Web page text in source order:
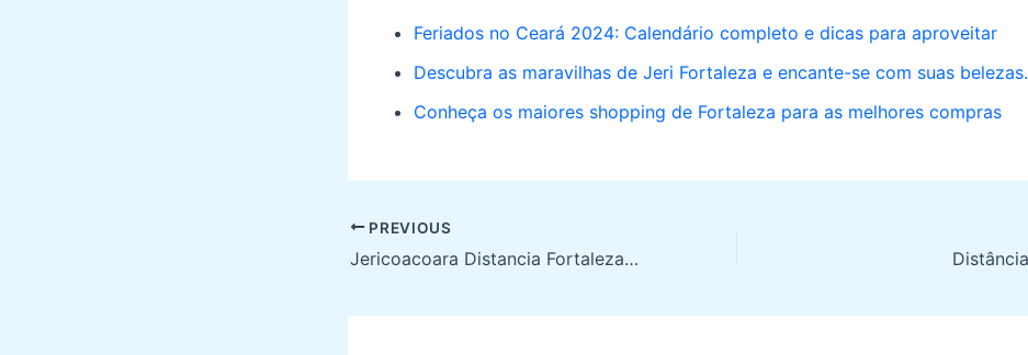
Feriados no Ceará 2024: Calendário completo e dicas para aproveitar
Descubra as maravilhas de Jeri Fortaleza e encante-se com suas belezas.
Conheça os maiores shopping de Fortaleza para as melhores compras
Post
navigation
PREVIOUS
Jericoacoara Distancia Fortaleza: A Melhor Rota para Aproveitar a Viagem